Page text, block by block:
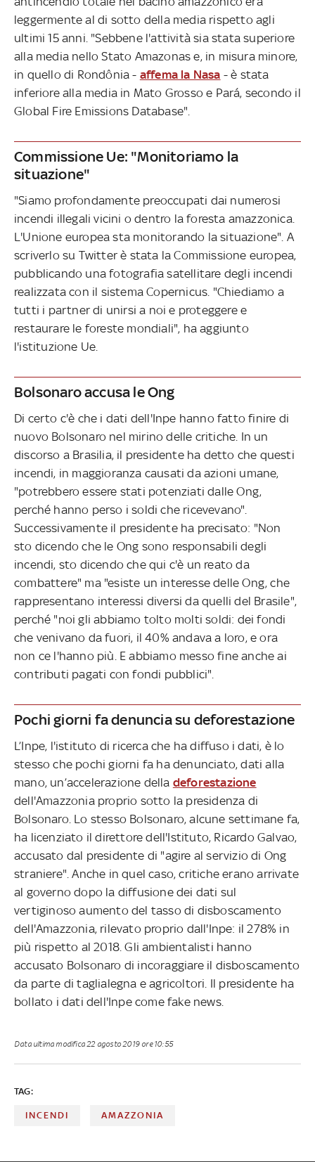
leggermente al di sotto della media rispetto agli
ultimi 15 anni. "Sebbene l'attività sia stata superiore
alla media nello Stato Amazonas e, in misura minore,
in quello di Rondônia - affema la Nasa - è stata
inferiore alla media in Mato Grosso e Pará, secondo il
Global Fire Emissions Database".
Commissione Ue: "Monitoriamo la
situazione"
"Siamo profondamente preoccupati dai numerosi
incendi illegali vicini o dentro la foresta amazzonica.
L'Unione europea sta monitorando la situazione". A
scriverlo su Twitter è stata la Commissione europea,
pubblicando una fotografia satellitare degli incendi
realizzata con il sistema Copernicus. "Chiediamo a
tutti i partner di unirsi a noi e proteggere e
restaurare le foreste mondiali", ha aggiunto
l'istituzione Ue.
Bolsonaro accusa le Ong
Di certo c'è che i dati dell'Inpe hanno fatto finire di
nuovo Bolsonaro nel mirino delle critiche. In un
discorso a Brasilia, il presidente ha detto che questi
incendi, in maggioranza causati da azioni umane,
"potrebbero essere stati potenziati dalle Ong,
perché hanno perso i soldi che ricevevano".
Successivamente il presidente ha precisato: "Non
sto dicendo che le Ong sono responsabili degli
incendi, sto dicendo che qui c'è un reato da
combattere" ma "esiste un interesse delle Ong, che
rappresentano interessi diversi da quelli del Brasile",
perché "noi gli abbiamo tolto molti soldi: dei fondi
che venivano da fuori, il 40% andava a loro, e ora
non ce l'hanno più. E abbiamo messo fine anche ai
contributi pagati con fondi pubblici".
Pochi giorni fa denuncia su deforestazione
L’Inpe, l'istituto di ricerca che ha diffuso i dati, è lo
stesso che pochi giorni fa ha denunciato, dati alla
mano, un’accelerazione della deforestazione
dell'Amazzonia proprio sotto la presidenza di
Bolsonaro. Lo stesso Bolsonaro, alcune settimane fa,
ha licenziato il direttore dell'Istituto, Ricardo Galvao,
accusato dal presidente di "agire al servizio di Ong
straniere". Anche in quel caso, critiche erano arrivate
al governo dopo la diffusione dei dati sul
vertiginoso aumento del tasso di disboscamento
dell'Amazzonia, rilevato proprio dall'Inpe: il 278% in
più rispetto al 2018. Gli ambientalisti hanno
accusato Bolsonaro di incoraggiare il disboscamento
da parte di taglialegna e agricoltori. Il presidente ha
bollato i dati dell'Inpe come fake news.
Data ultima modifica 22 agosto 2019 ore 10:55
TAG:
INCENDI AMAZZONIA